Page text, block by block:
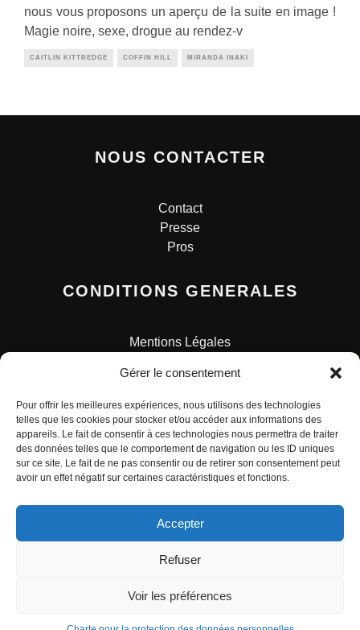
Gérer le consentement
Pour offrir les meilleures expériences, nous utilisons des technologies
telles que les cookies pour stocker et/ou accéder aux informations des
appareils. Le fait de consentir à ces technologies nous permettra de traiter
des données telles que le comportement de navigation ou les ID uniques
sur ce site. Le fait de ne pas consentir ou de retirer son consentement peut
avoir un effet négatif sur certaines caractéristiques et fonctions.
Accepter
Refuser
Voir les préférences
nous vous proposons un aperçu de la suite en image !
Magie noire, sexe, drogue au rendez-v
CAITLIN KITTREDGE COFFIN HILL MIRANDA INAKI
NOUS CONTACTER
Contact
Presse
Pros
CONDITIONS GENERALES
Mentions Légales
Charte pour la protection des données personnelles
© ALL RIGHTS RESERVED. URBAN COMICS POUR LES